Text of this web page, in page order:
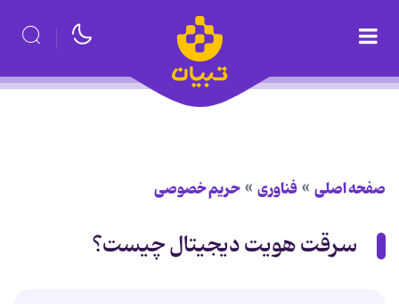
صفحه اصلی فناوری حریم خصوصی
سرقت هویت دیجیتال چیست؟